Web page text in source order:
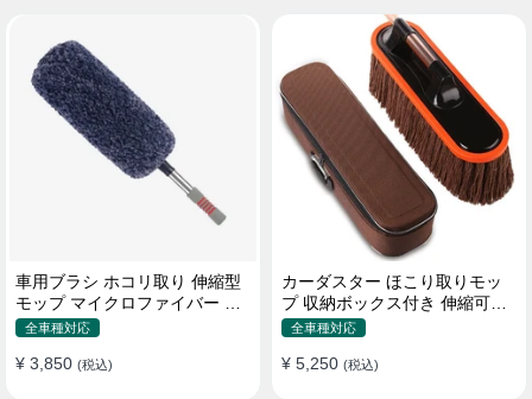
車用ブラシ ホコリ取り 伸縮型
モップ マイクロファイバー 洗
車道具 軽量・コンパクト
全車種対応
¥ 3,850 (税込)
カーダスター ほこり取りモッ
プ 収納ボックス付き 伸縮可能
ワックスブラシ 洗車ブラシ
全車種対応
¥ 5,250 (税込)